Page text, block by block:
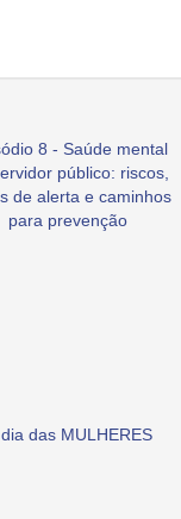
8 - Saúde mental
público: riscos,
de alerta e caminhos
para prevenção
das MULHERES